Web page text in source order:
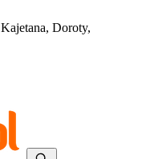
Kajetana, Doroty,